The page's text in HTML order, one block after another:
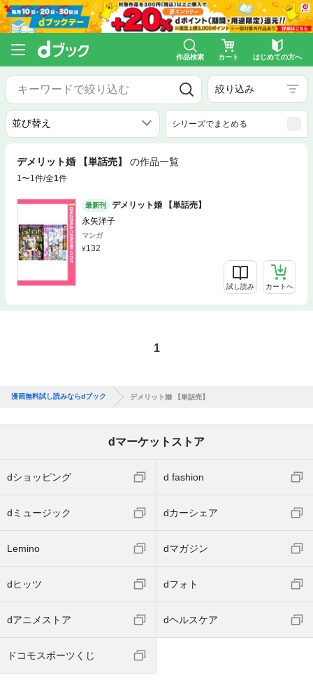
作品検索 カート はじめての方へ
絞り込み
シリーズでまとめる
デメリット婚 【単話売】 の作品一覧
1〜1件/全1件
最新刊
デメリット婚 【単話売】
永矢洋子
マンガ
132
試し読み カートへ
1
漫画無料試し読みならdブック デメリット婚 【単話売】
dマーケットストア
dショッピング d fashion
dミュージック dカーシェア
Lemino dマガジン
dヒッツ dフォト
dアニメストア dヘルスケア
ドコモスポーツくじ